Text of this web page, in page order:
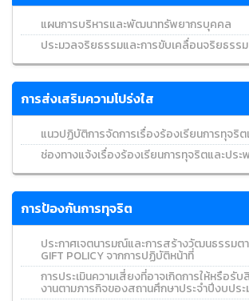
แผนการบริหารและพัฒนาทรัพยากรบุคคล
ประมวลจริยธรรมและการขับเคลื่อนจริยธรรม
การส่งเสริมความโปร่งใส
แนวปฏิบัติการจัดการเรื่องร้องเรียนการทุจริ
ช่องทางแจ้งเรื่องร้องเรียนการทุจริตและปร
การป้องกันการทุจริต
ประกาศเจตนารมณ์และการสร้างวัฒนธรรมต
GIFT POLICY จากการปฏิบัติหน้าที่
การประเมินความเสี่ยงที่อาจเกิดการให้หรือรับ
งานตามภารกิจของสถานศึกษาประจำปีงบปร